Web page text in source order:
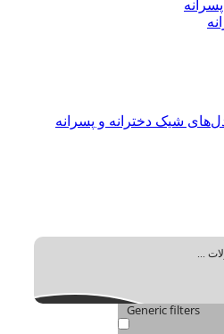
Generic filters